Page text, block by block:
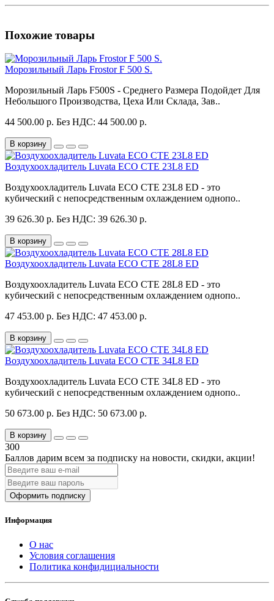
Похожие товары
Морозильный Ларь Frostor F 500 S.
Морозильный Ларь F500S - Среднего Размера Подойдет Для
Небольшого Производства, Цеха Или Склада, Зав..
44 500.00 р. Без НДС: 44 500.00 р.
В корзину
Воздухоохладитель Luvata ECO CTE 23L8 ED
Воздухоохладитель Luvata ECO CTE 23L8 ED - это
кубический с непосредственным охлаждением однопо..
39 626.30 р. Без НДС: 39 626.30 р.
В корзину
Воздухоохладитель Luvata ECO CTE 28L8 ED
Воздухоохладитель Luvata ECO CTE 28L8 ED - это
кубический с непосредственным охлаждением однопо..
47 453.00 р. Без НДС: 47 453.00 р.
В корзину
Воздухоохладитель Luvata ECO CTE 34L8 ED
Воздухоохладитель Luvata ECO CTE 34L8 ED - это
кубический с непосредственным охлаждением однопо..
50 673.00 р. Без НДС: 50 673.00 р.
В корзину
300
Баллов дарим всем за подписку на новости, скидки, акции!
Оформить подписку
Информация
О нас
Условия соглашения
Политика конфидициальности